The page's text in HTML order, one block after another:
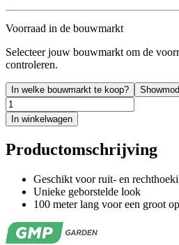
Voorraad in de bouwmarkt
Selecteer jouw bouwmarkt om de
controleren.
In welke bouwmarkt te koop?
In winkelwagen
Productomschrijving
Geschikt voor ruit- en
Unieke geborstelde look
100 meter lang voor een groot